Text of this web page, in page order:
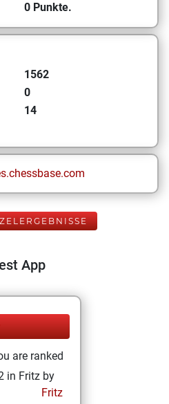
0 Punkte.
1562
0
14
App
are ranked
in Fritz by
Fritz